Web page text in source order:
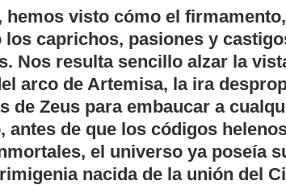
hemos visto cómo el
los caprichos, pasiones y
Nos resulta sencillo alzar la
arco de Artemisa, la ira
de Zeus para embaucar a
antes de que los códigos
el universo ya poseía
nacida de la unión del